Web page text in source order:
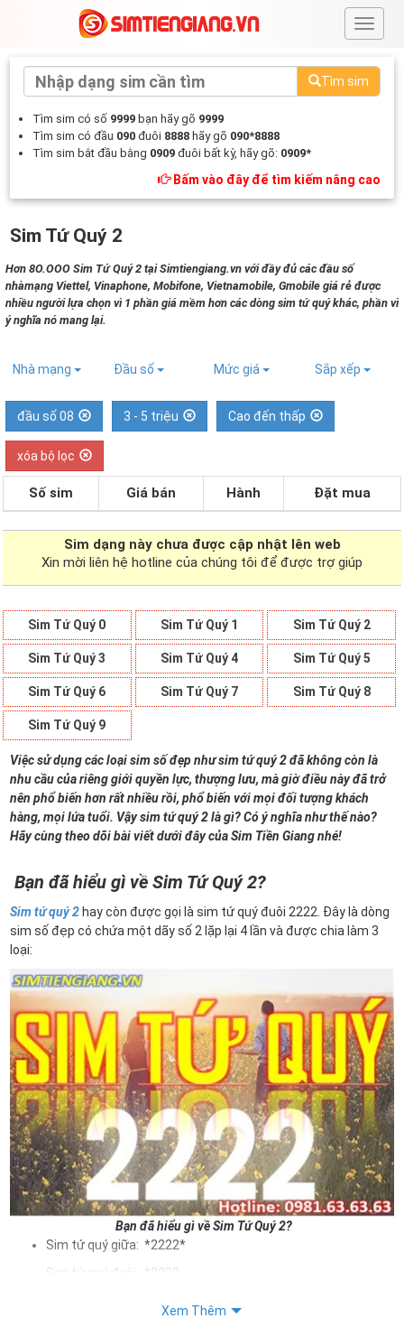
#
Tìm sim
Tìm sim có số 9999 bạn hãy gõ 9999
Tìm sim có đầu 090 đuôi 8888 hãy gõ 090*8888
Tìm sim bắt đầu bằng 0909 đuôi bất kỳ, hãy gõ: 0909*
Bấm vào đây để tìm kiếm nâng cao
Sim Tứ Quý 2
Hơn 8O.OOO Sim Tứ Quý 2 tại Simtiengiang.vn với đầy đủ các đầu số
nhàmạng Viettel, Vinaphone, Mobifone, Vietnamobile, Gmobile giá rẻ được
nhiều người lựa chọn vì 1 phần giá mềm hơn các dòng sim tứ quý khác, phần vì
ý nghĩa nó mang lại.
Nhà mạng Đầu số Mức giá Sắp xếp
đầu số 08 3 - 5 triệu Cao đến thấp
xóa bộ lọc
Số sim Giá bán Hành Đặt mua
Sim dạng này chưa được cập nhật lên web
Xin mời liên hệ hotline của chúng tôi để được trợ giúp
Sim Tứ Quý 0 Sim Tứ Quý 1 Sim Tứ Quý 2
Sim Tứ Quý 3 Sim Tứ Quý 4 Sim Tứ Quý 5
Sim Tứ Quý 6 Sim Tứ Quý 7 Sim Tứ Quý 8
Sim Tứ Quý 9
Việc sử dụng các loại sim số đẹp như sim tứ quý 2 đã không còn là
nhu cầu của riêng giới quyền lực, thượng lưu, mà giờ điều này đã trở
nên phổ biến hơn rất nhiều rồi, phổ biến với mọi đối tượng khách
hàng, mọi lứa tuổi. Vậy sim tứ quý 2 là gì? Có ý nghĩa như thế nào?
Hãy cùng theo dõi bài viết dưới đây của Sim Tiền Giang nhé!
Bạn đã hiểu gì về Sim Tứ Quý 2?
Sim tứ quý 2 hay còn được gọi là sim tứ quý đuôi 2222. Đây là dòng
sim số đẹp có chứa một dãy số 2 lặp lại 4 lần và được chia làm 3
loại:
Bạn đã hiểu gì về Sim Tứ Quý 2?
Sim tứ quý giữa: *2222*
Sim tứ quý đuôi: *2222
Xem Thêm